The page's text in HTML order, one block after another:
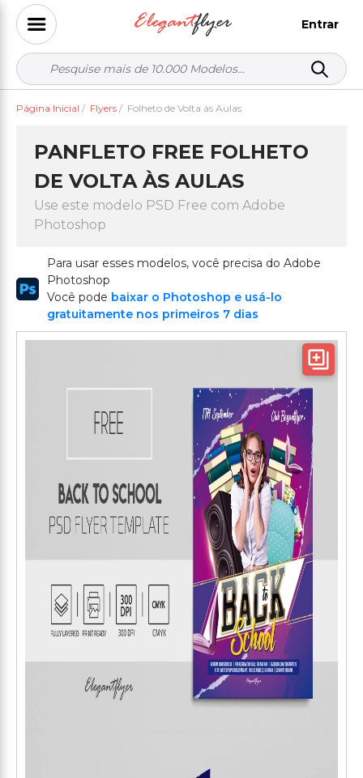
Entrar
Página Inicial / Flyers / Folheto de Volta às Aulas
PANFLETO FREE FOLHETO
DE VOLTA ÀS AULAS
Use este modelo PSD Free com Adobe
Photoshop
Para usar esses modelos, você precisa do Adobe
Photoshop
Você pode baixar o Photoshop e usá-lo
gratuitamente nos primeiros 7 dias